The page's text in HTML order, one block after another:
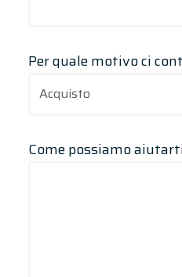
Per quale motivo ci
Come possiamo